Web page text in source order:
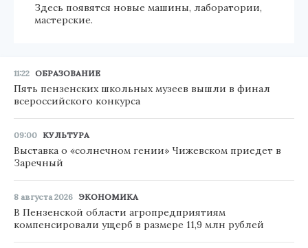
Здесь появятся новые машины, лаборатории,
мастерские.
11:22 ОБРАЗОВАНИЕ
Пять пензенских школьных музеев вышли в финал
всероссийского конкурса
09:00 КУЛЬТУРА
Выставка о «солнечном гении» Чижевском приедет в
Заречный
8 августа 2026 ЭКОНОМИКА
В Пензенской области агропредприятиям
компенсировали ущерб в размере 11,9 млн рублей